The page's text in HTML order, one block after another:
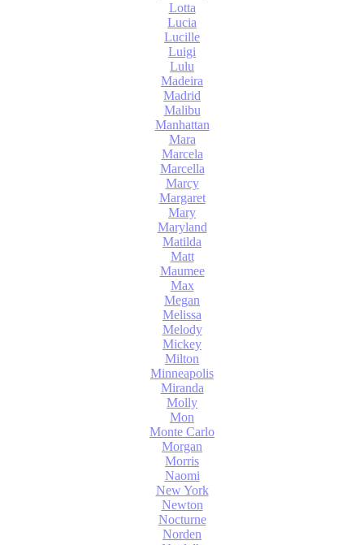
Lotta
Lucia
Lucille
Luigi
Lulu
Madeira
Madrid
Malibu
Manhattan
Mara
Marcela
Marcella
Marcy
Margaret
Mary
Maryland
Matilda
Matt
Maumee
Max
Megan
Melissa
Melody
Mickey
Milton
Minneapolis
Miranda
Molly
Mon
Monte Carlo
Morgan
Morris
Naomi
New York
Newton
Nocturne
Norden